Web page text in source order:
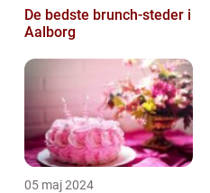
De bedste brunch-steder i
Aalborg
05 maj 2024